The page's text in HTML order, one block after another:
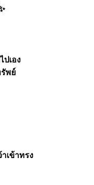
ปเอง
พย์
เข้าทรง